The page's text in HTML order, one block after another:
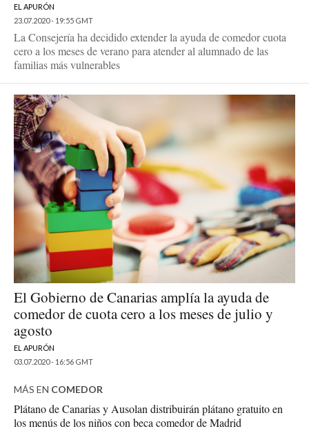
EL APURÓN
23.07.2020 - 19:55 GMT
La Consejería ha decidido extender la ayuda de comedor cuota
cero a los meses de verano para atender al alumnado de las
familias más vulnerables
El Gobierno de Canarias amplía la ayuda de
comedor de cuota cero a los meses de julio y
agosto
EL APURÓN
03.07.2020 - 16:56 GMT
MÁS EN COMEDOR
Plátano de Canarias y Ausolan distribuirán plátano gratuito en
los menús de los niños con beca comedor de Madrid